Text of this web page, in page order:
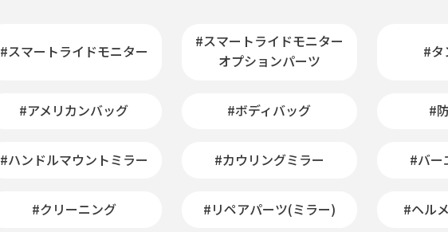
#スマートライドモニター
#スマートライドモニター
オプションパーツ
#タ
#アメリカンバッグ #ボディバッグ #
#ハンドルマウントミラー #カウリングミラー #バー
#クリーニング #リペアパーツ(ミラー) #ヘル